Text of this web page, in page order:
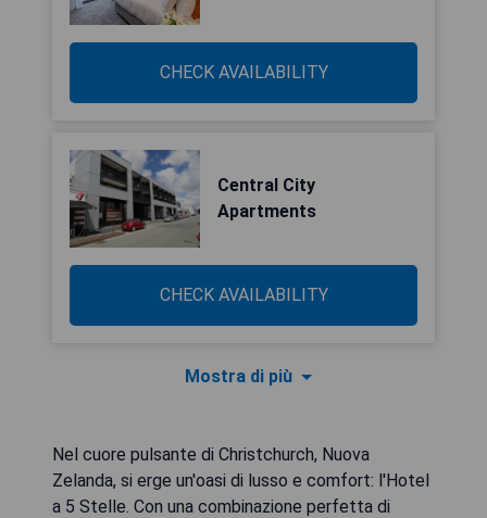
CHECK AVAILABILITY
Central City
Apartments
CHECK AVAILABILITY
Mostra di più
Nel cuore pulsante di Christchurch, Nuova
Zelanda, si erge un'oasi di lusso e comfort: l'Hotel
a 5 Stelle. Con una combinazione perfetta di